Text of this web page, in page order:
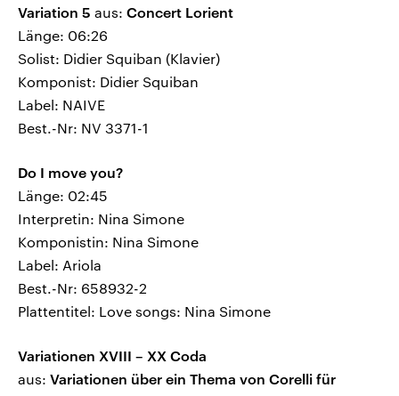
Variation 5 aus: Concert Lorient
Länge: 06:26
Solist: Didier Squiban (Klavier)
Komponist: Didier Squiban
Label: NAIVE
Best.-Nr: NV 3371-1
Do I move you?
Länge: 02:45
Interpretin: Nina Simone
Komponistin: Nina Simone
Label: Ariola
Best.-Nr: 658932-2
Plattentitel: Love songs: Nina Simone
Variationen XVIII – XX Coda
aus: Variationen über ein Thema von Corelli für